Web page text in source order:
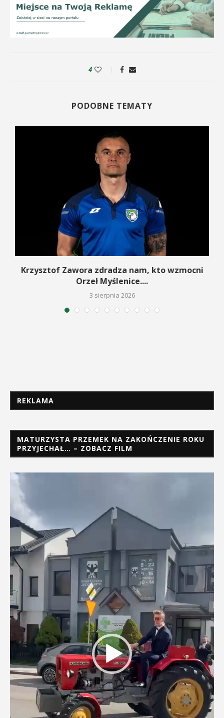
4
PODOBNE TEMATY
Krzysztof Zawora zdradza nam, kto wzmocni
Orzeł Myślenice....
3 sierpnia 2026
REKLAMA
MATURZYSTA PRZEMEK NA ZAKOŃCZENIE ROKU
PRZYJECHAŁ… – ZOBACZ FILM
Odtwarzacz